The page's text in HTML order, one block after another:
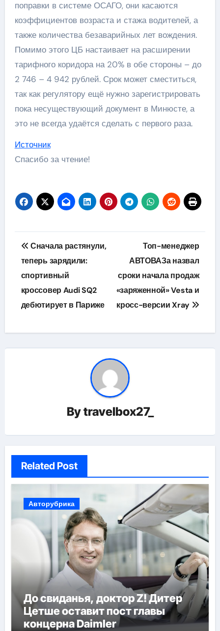
поправки в системе ОСАГО, они касаются
коэффициентов возраста и стажа водителей, а
также количества безаварийных лет вождения.
Помимо этого ЦБ настаивает на расширении
тарифного коридора на 20% в обе стороны – до
2 746 – 4 942 рублей. Срок может сместиться,
так как регулятору ещё нужно зарегистрировать
пока несуществующий документ в Минюсте, а
это не всегда удаётся сделать с первого раза.
Источник
Спасибо за чтение!
Навигация
по
записям
Сначала растянули,
теперь зарядили:
спортивный
кроссовер Audi SQ2
дебютирует в Париже
Топ-менеджер
АВТОВАЗа назвал
сроки начала продаж
«заряженной» Vesta и
кросс-версии Xray
Bytravelbox27_
Related Post
Авторубрика
До свиданья, доктор Z! Дитер
Цетше оставит пост главы
концерна Daimler